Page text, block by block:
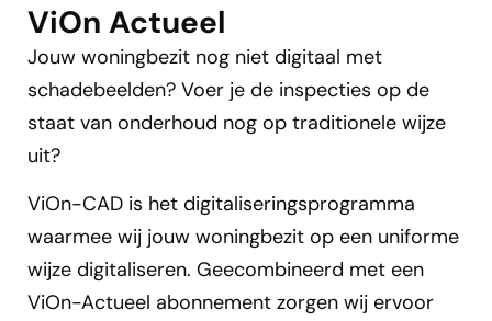
ViOn Actueel
Jouw woningbezit nog niet digitaal met
schadebeelden? Voer je de inspecties op de
staat van onderhoud nog op traditionele wijze
uit?
ViOn-CAD is het digitaliseringsprogramma
waarmee wij jouw woningbezit op een uniforme
wijze digitaliseren. Geecombineerd met een
ViOn-Actueel abonnement zorgen wij ervoor